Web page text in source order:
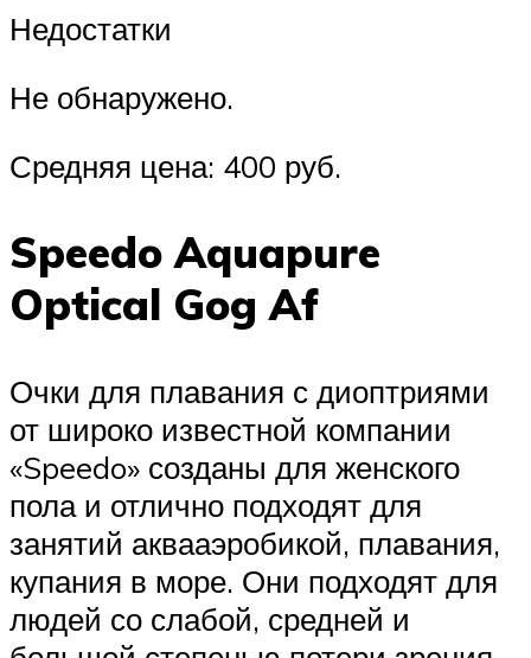
Недостатки
Не обнаружено.
Средняя цена: 400 руб.
Speedo Aquapure
Optical Gog Af
Очки для плавания с диоптриями
от широко известной компании
«Speedo» созданы для женского
пола и отлично подходят для
занятий аквааэробикой, плавания,
купания в море. Они подходят для
людей со слабой, средней и